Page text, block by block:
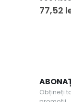
77,52
Obțineți